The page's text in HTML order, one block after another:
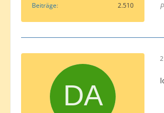
Beiträge
2.510